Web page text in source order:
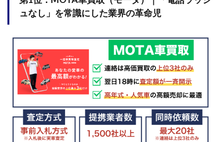
に相
場が
第4
位：
カー
セン
サー
倒的
な業
者数
で
ュなし」を常識にした業界の革命児